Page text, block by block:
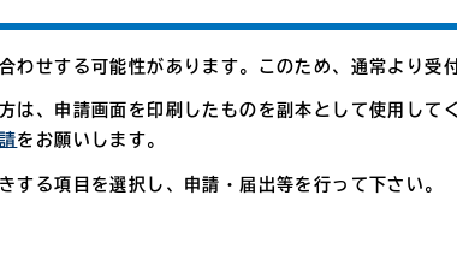
せする可能性があります。このため、通常より受
は、申請画面を印刷したものを副本として使用して
をお願いします。
する項目を選択し、申請・届出等を行って下さい。